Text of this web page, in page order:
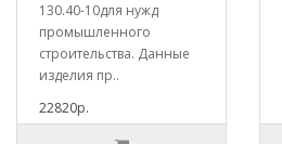
130.40-10для нужд
промышленного
строительства. Данные
изделия пр..
22820р.